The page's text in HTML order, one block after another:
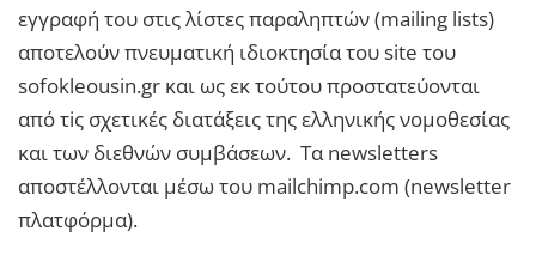
εγγραφή του στις λίστες παραληπτών (mailing lists)
αποτελούν πνευματική ιδιοκτησία του site του
sofokleousin.gr και ως εκ τούτου προστατεύονται
από τiς σχετικές διατάξεις της ελληνικής νομοθεσίας
και των διεθνών συμβάσεων. Τα newsletters
αποστέλλονται μέσω του mailchimp.com (newsletter
πλατφόρμα).